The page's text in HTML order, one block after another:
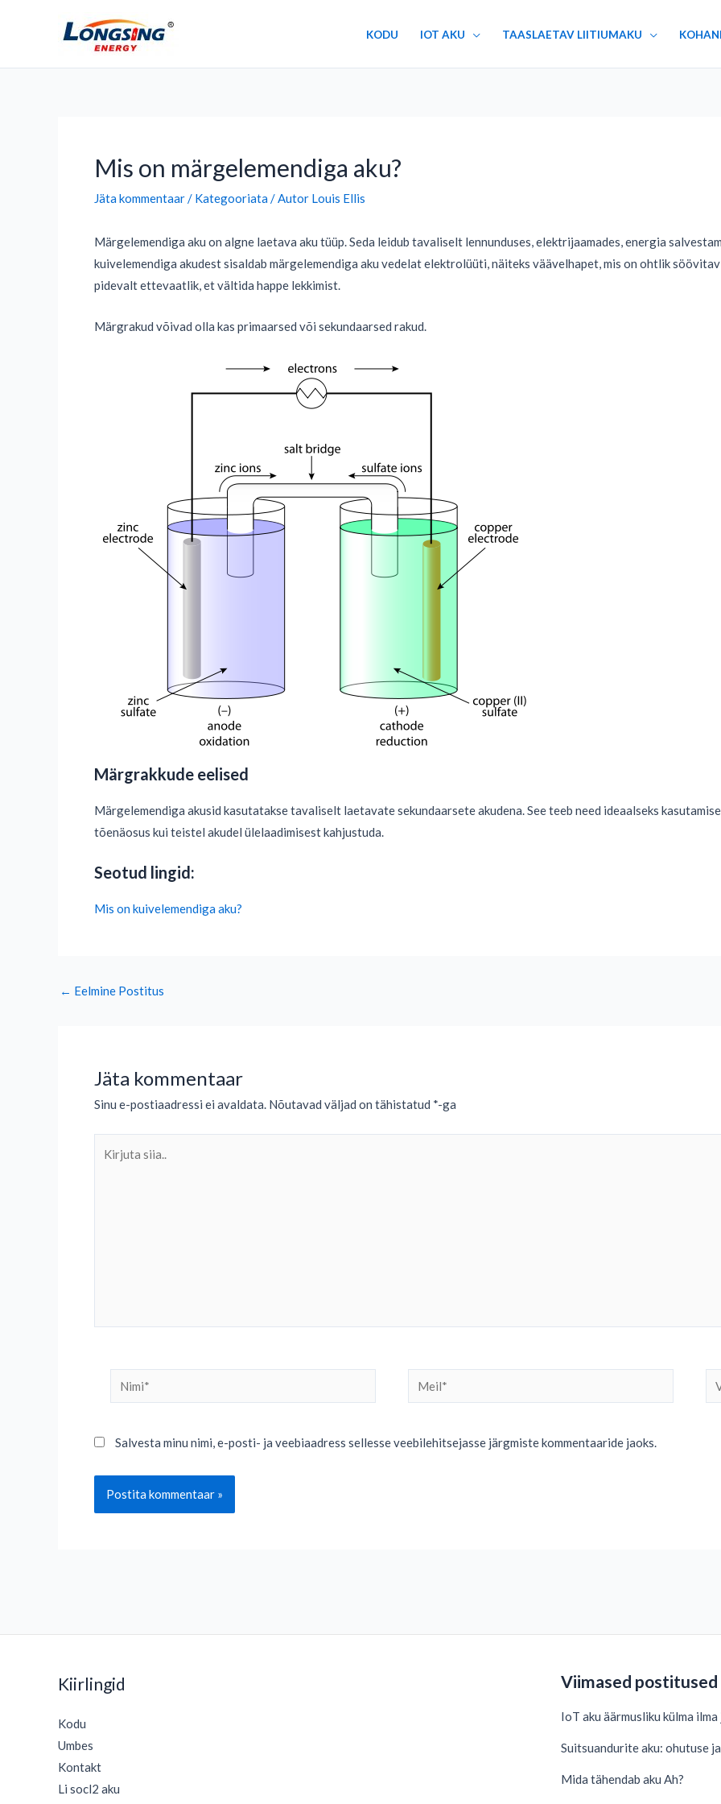
KODU IOT AKU TAASLAETAV LIITIUMAKU
Mis on märgelemendiga aku?
Jäta kommentaar/ Kategooriata/ Autor Louis Ellis
Märgelemendiga aku on algne laetava aku tüüp. Seda leidub tavaliselt lennunduses, elektrijaamades, energia
kuivelemendiga akudest sisaldab märgelemendiga aku vedelat elektrolüüti, näiteks väävelhapet, mis on ohtlik
pidevalt ettevaatlik, et vältida happe lekkimist.
Märgrakud võivad olla kas primaarsed või sekundaarsed rakud.
Märgrakkude eelised
Märgelemendiga akusid kasutatakse tavaliselt laetavate sekundaarsete akudena. See teeb need ideaalseks
tõenäosus kui teistel akudel ülelaadimisest kahjustuda.
Seotud lingid:
Mis on kuivelemendiga aku?
← Eelmine Postitus
Jäta kommentaar
Sinu e-postiaadressi ei avaldata. Nõutavad väljad on tähistatud *-ga
Salvesta minu nimi, e-posti- ja veebiaadress sellesse veebilehitsejasse järgmiste kommentaaride jaoks.
Kiirlingid
Kodu
Umbes
Kontakt
Li socl2 aku
Viimased postitused
IoT aku äärmusliku külma ilma
Suitsuandurite aku: ohutuse
Mida tähendab aku Ah?